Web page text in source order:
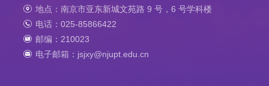
地点：南京市亚东新城文苑路 9 号，6 号学科楼
电话：025-85866422
邮编：210023
电子邮箱：jsjxy@njupt.edu.cn